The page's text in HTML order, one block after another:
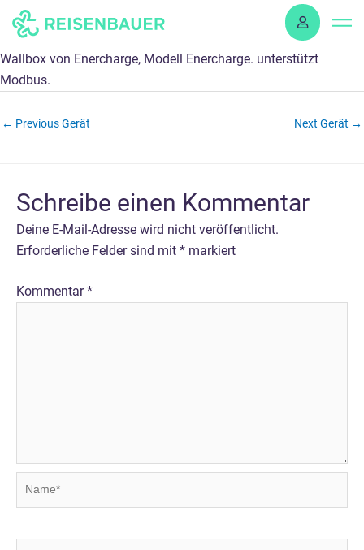
Skip
content
Wallbox von Enercharge, Modell Enercharge. unterstützt
Modbus.
← Previous Gerät Next Gerät →
Schreibe einen Kommentar
Deine E-Mail-Adresse wird nicht veröffentlicht.
Erforderliche Felder sind mit * markiert
Kommentar*
Name*